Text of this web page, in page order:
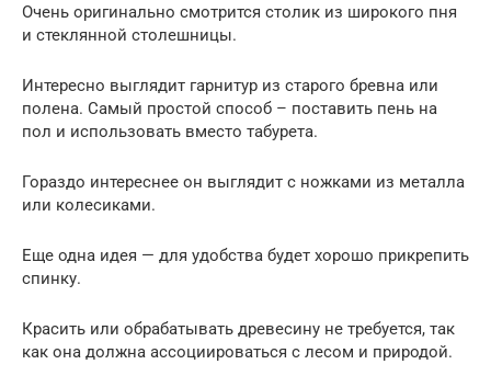
Очень оригинально смотрится столик из широкого пня
и стеклянной столешницы.
Интересно выглядит гарнитур из старого бревна или
полена. Самый простой способ – поставить пень на
пол и использовать вместо табурета.
Гораздо интереснее он выглядит с ножками из металла
или колесиками.
Еще одна идея — для удобства будет хорошо прикрепить
спинку.
Красить или обрабатывать древесину не требуется, так
как она должна ассоциироваться с лесом и природой.